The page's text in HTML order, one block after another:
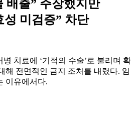
배출” 주장했지만
성 미검증” 차단
치료에 ‘기적의 수술’로 불리며 확
해 전면적인 금지 조처를 내렸다. 임
이유에서다.